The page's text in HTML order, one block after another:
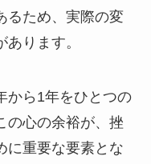
るため、実際の変
ります。
から1年をひとつの
の心の余裕が、挫
に重要な要素とな